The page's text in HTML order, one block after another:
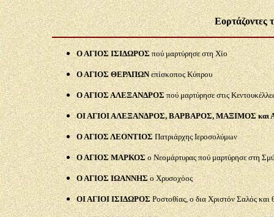
Εορτάζοντες
Ο ΑΓΙΟΣ ΙΣΙΔΩΡΟΣπού μαρτύρησε στη Χίο
Ο ΑΓΙΟΣ ΘΕΡΑΠΩΝεπίσκοπος Κύπρου
Ο ΑΓΙΟΣ ΑΛΕΞΑΝΔΡΟΣπού μαρτύρησε στις
ΟΙ ΑΓΙΟΙ ΑΛΕΞΑΝΔΡΟΣ, ΒΑΡΒΑΡΟΣ, ΜΑΞΙΜΟΣ
Ο ΑΓΙΟΣ ΛΕΟΝΤΙΟΣ Πατριάρχης Ιεροσολύμων
Ο ΑΓΙΟΣ ΜΑΡΚΟΣο Νεομάρτυρας πού μαρτύρησε στη
Ο ΑΓΙΟΣ ΙΩΑΝΝΗΣο Χρυσοχόος
ΟΙ ΑΓΙΟΙ ΙΣΙΔΩΡΟΣΡοστοθίας, ο δια Χριστόν Σαλός και